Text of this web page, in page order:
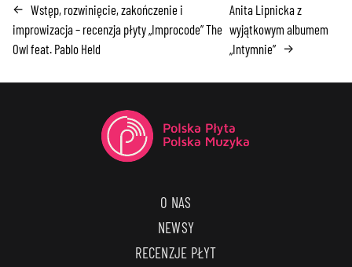
← Wstęp, rozwinięcie, zakończenie i
improwizacja – recenzja płyty „Improcode” The
Owl feat. Pablo Held
Anita Lipnicka z
wyjątkowym albumem
„Intymnie” →
O NAS
NEWSY
RECENZJE PŁYT